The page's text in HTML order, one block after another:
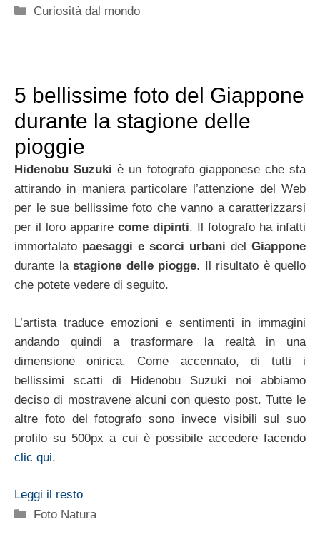
Categorie
Curiosità dal mondo
5 bellissime foto del Giappone
durante la stagione delle
pioggie
Hidenobu Suzuki è un fotografo giapponese che sta
attirando in maniera particolare l’attenzione del Web
per le sue bellissime foto che vanno a caratterizzarsi
per il loro apparire come dipinti. Il fotografo ha infatti
immortalato paesaggi e scorci urbani del Giappone
durante la stagione delle piogge. Il risultato è quello
che potete vedere di seguito.
L’artista traduce emozioni e sentimenti in immagini
andando quindi a trasformare la realtà in una
dimensione onirica. Come accennato, di tutti i
bellissimi scatti di Hidenobu Suzuki noi abbiamo
deciso di mostravene alcuni con questo post. Tutte le
altre foto del fotografo sono invece visibili sul suo
profilo su 500px a cui è possibile accedere facendo
clic qui.
Leggi il resto
Categorie
Foto Natura